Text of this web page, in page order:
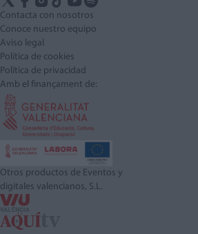
Contacta con nosotros
Conoce nuestro equipo
Aviso legal
Política de cookies
Política de privacidad
Amb el finançament de:
Otros productos de Eventos y
digitales valencianos, S.L.